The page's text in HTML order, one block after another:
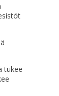
tukee